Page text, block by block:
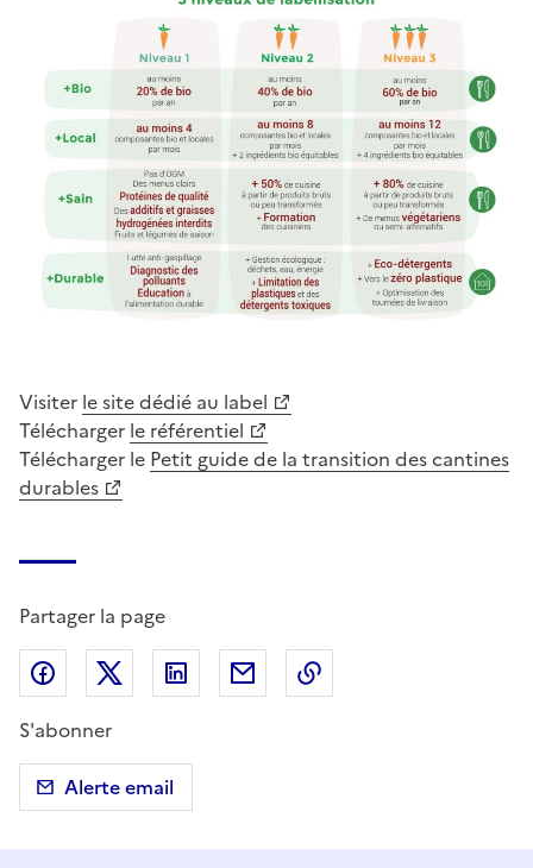
Visiter le site dédié au label
Télécharger le référentiel
Télécharger le Petit guide de la transition des cantines
durables
Partager la page
Partager sur Facebook
Partager sur X (anciennement Twitter)
Partager sur LinkedIn
Partager par email
S'abonner
Alerte email